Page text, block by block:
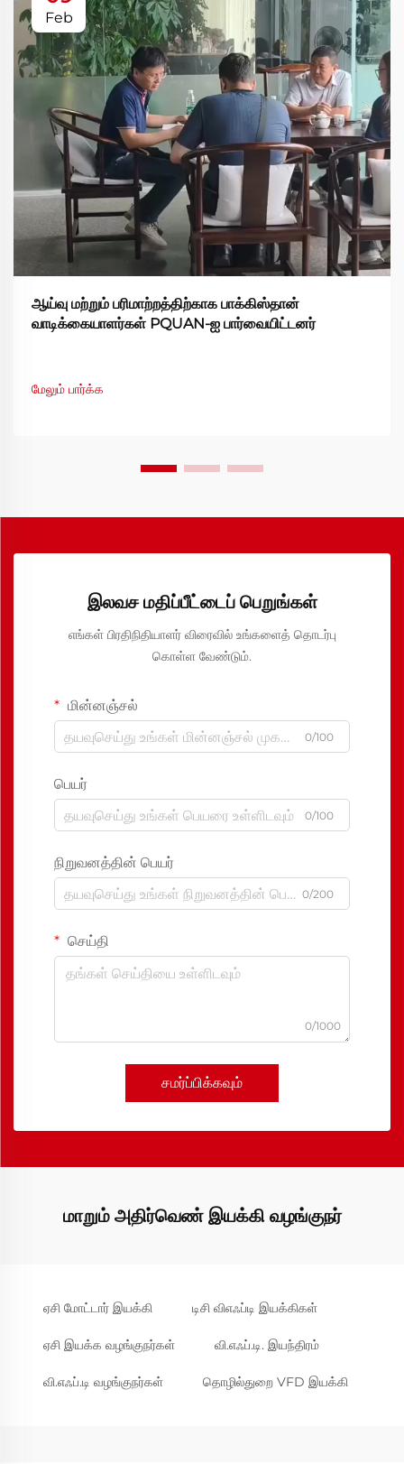
Feb
ஆய்வு மற்றும் பரிமாற்றத்திற்காக பாக்கிஸ்தான்
வாடிக்கையாளர்கள் PQUAN-ஐ பார்வையிட்டனர்
மேலும் பார்க்க
இலவச மதிப்பீட்டைப் பெறுங்கள்
எங்கள் பிரதிநிதியாளர் விரைவில் உங்களைத் தொடர்பு
கொள்ள வேண்டும்.
மின்னஞ்சல்
0/100
பெயர்
0/100
நிறுவனத்தின் பெயர்
0/200
செய்தி
0/1000
சமர்ப்பிக்கவும்
மாறும் அதிர்வெண் இயக்கி வழங்குநர்
ஏசி மோட்டார் இயக்கி டிசி விஎஃப்டி இயக்கிகள்
ஏசி இயக்க வழங்குநர்கள் வி.எஃப்.டி. இயந்திரம்
வி.எஃப்.டி வழங்குநர்கள் தொழில்துறை VFD இயக்கி